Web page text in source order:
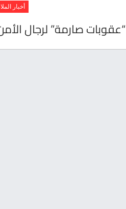
أخبار
“عقوبات صارمة” لرجال